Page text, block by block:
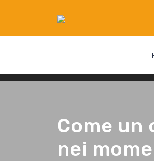
Come un
nei